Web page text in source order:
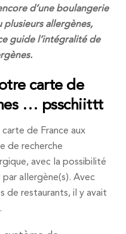
d’une boulangerie
plusieurs allergènes,
guide l’intégralité de
carte de
… psschiittt
de France aux
de recherche
avec la possibilité
allergène(s). Avec
de restaurants, il y avait